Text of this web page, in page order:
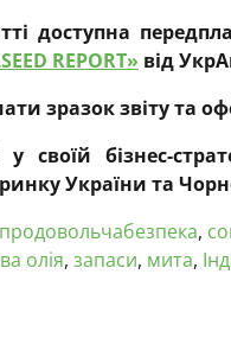
доступна
REPORT» від
зразок звіту та
у своїй бізнес-
України та
продовольчабезпека,
олія, запаси, мита,